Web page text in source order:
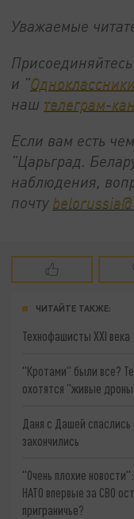
Уважаемые
и "Одноклассники
наш телеграм-
Если вам есть
"Царьград.
наблюдения,
почту
ЧИТАЙТЕ ТАКЖЕ:
Технофашисты XXI века
"Кротами" были все?
охотятся "живые
Даня с Дашей
закончились
"Очень плохие
НАТО впервые за СВО
приграничье?